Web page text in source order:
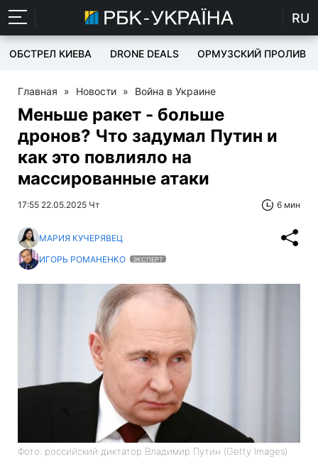
RU
ОБСТРЕЛ КИЕВА DRONE DEALS ОРМУЗСКИЙ ПРОЛИВ
Главная » Новости » Война в Украине
Меньше ракет - больше
дронов? Что задумал Путин и
как это повлияло на
массированные атаки
17:55 22.05.2025 Чт 6 мин
МАРИЯ КУЧЕРЯВЕЦ
ИГОРЬ РОМАНЕНКО
ЭКСПЕРТ
Фото: российский диктатор Владимир Путин (Getty Images)